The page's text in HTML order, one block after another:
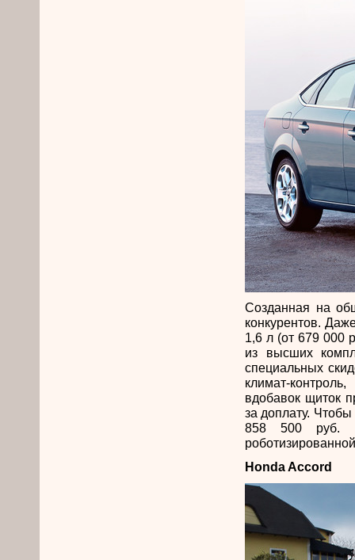
Созданная на
конкурентов.
1,6 л (от 679 000
из высших
специальных
климат-
вдобавок щиток
за доплату.
858 500 руб.
Honda Accord